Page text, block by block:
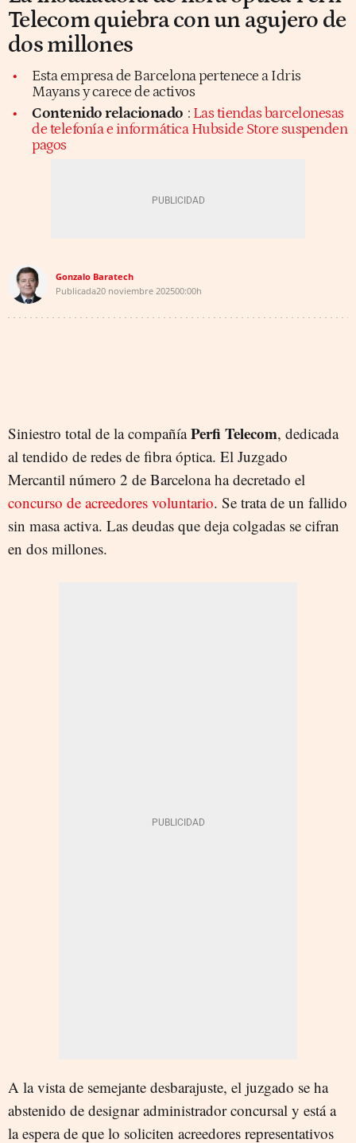
Telecom quiebra con un agujero de
dos millones
Esta empresa de Barcelona pertenece a Idris
Mayans y carece de activos
Contenido relacionado : Las tiendas barcelonesas
de telefonía e informática Hubside Store suspenden
pagos
Gonzalo Baratech
Publicada20 noviembre 202500:00h
Siniestro total de la compañíaPerfi Telecom, dedicada
al tendido de redes de fibra óptica. El Juzgado
Mercantil número 2 de Barcelona ha decretado el
concurso de acreedores voluntario. Se trata de un fallido
sin masa activa. Las deudas que deja colgadas se cifran
en dos millones.
A la vista de semejante desbarajuste, el juzgado se ha
abstenido de designar administrador concursal y está a
la espera de que lo soliciten acreedores representativos